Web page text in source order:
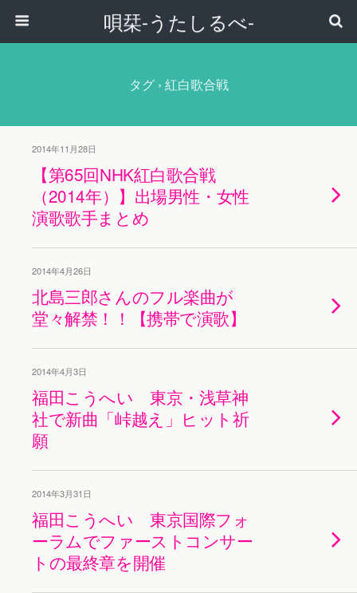
唄栞-うたしるべ-
タグ › 紅白歌合戦
2014年11月28日
【第65回NHK紅白歌合戦
（2014年）】出場男性・女性
演歌歌手まとめ
2014年4月26日
北島三郎さんのフル楽曲が
堂々解禁！！【携帯で演歌】
2014年4月3日
福田こうへい 東京・浅草神
社で新曲「峠越え」ヒット祈
願
2014年3月31日
福田こうへい 東京国際フォ
ーラムでファーストコンサー
トの最終章を開催